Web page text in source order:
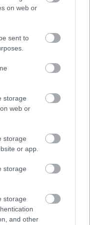
on web or
sent to
storage
web or
storage
or app.
storage
storage
and other
behozom
a válás mellett